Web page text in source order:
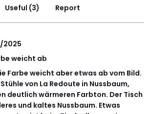
Useful (3) Report
2025
weicht ab
Farbe weicht aber etwas ab vom Bild.
von La Redoute in Nussbaum,
deutlich wärmeren Farbton. Der Tisch
und kaltes Nussbaum. Etwas